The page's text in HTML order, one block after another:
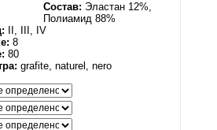
Состав: Эластан 12%,
Полиамид 88%
II, III, IV
8
80
grafite, naturel, nero